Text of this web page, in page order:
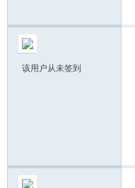
该用户从未签到